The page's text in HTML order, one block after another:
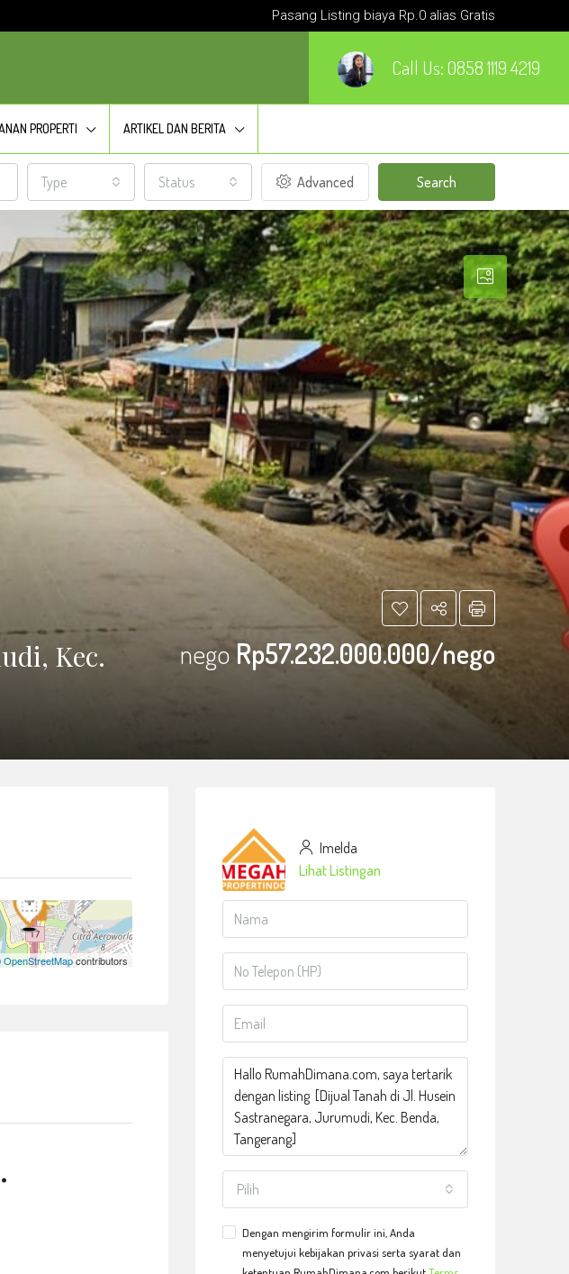
Pasang Listing biaya Rp.0 alias Gratis
Call Us: 0858 1119 4219
PROPERTI ARTIKEL DAN BERITA
Type Status Advanced Search
Kec.
nego Rp57.232.000.000/nego
OpenStreetMapcontributors
Imelda
Lihat Listingan
Pilih
Dengan mengirim formulir ini, Anda
menyetujui kebijakan privasi serta syarat dan